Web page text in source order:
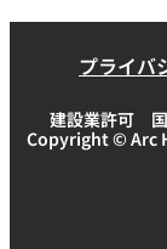
プライバ
建設業許可
Copyright © Arc